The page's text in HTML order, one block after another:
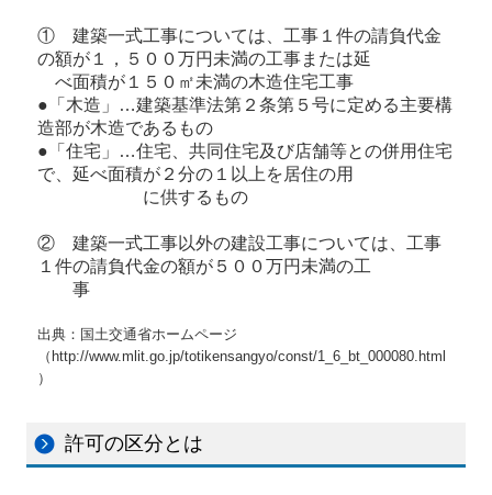
税務カレンダー
税務Q&A
① 建築一式工事については、工事１件の請負代金
の額が１，５００万円未満の工事または延
べ面積が１５０㎡未満の木造住宅工事
●「木造」…建築基準法第２条第５号に定める主要構
造部が木造であるもの
●「住宅」…住宅、共同住宅及び店舗等との併用住宅
で、延べ面積が２分の１以上を居住の用
に供するもの
② 建築一式工事以外の建設工事については、工事
１件の請負代金の額が５００万円未満の工
事
出典：国土交通省ホームページ
（http://www.mlit.go.jp/totikensangyo/const/1_6_bt_000080.html
）
許可の区分とは